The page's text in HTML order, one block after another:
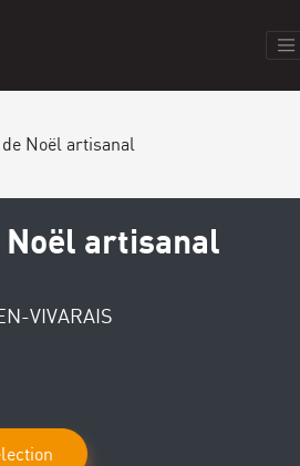
Noël artisanal
Noël artisanal
VIVARAIS